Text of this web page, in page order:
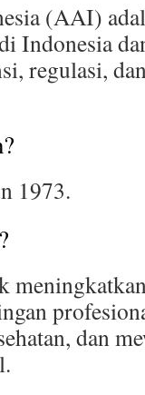
(AAI)
Indonesia
regulasi,
1973.
dan